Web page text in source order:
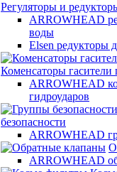
Регуляторы и
ARROWHEAD
воды
Elsen редукторы
Коменсаторы гасители
ARROWHEAD
гидроударов
безопасности
ARROWHEAD
ARROWHEAD